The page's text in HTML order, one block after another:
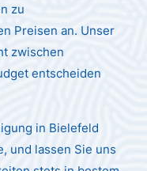
zu
Preisen an. Unser
zwischen
entscheiden
in Bielefeld
und lassen Sie uns